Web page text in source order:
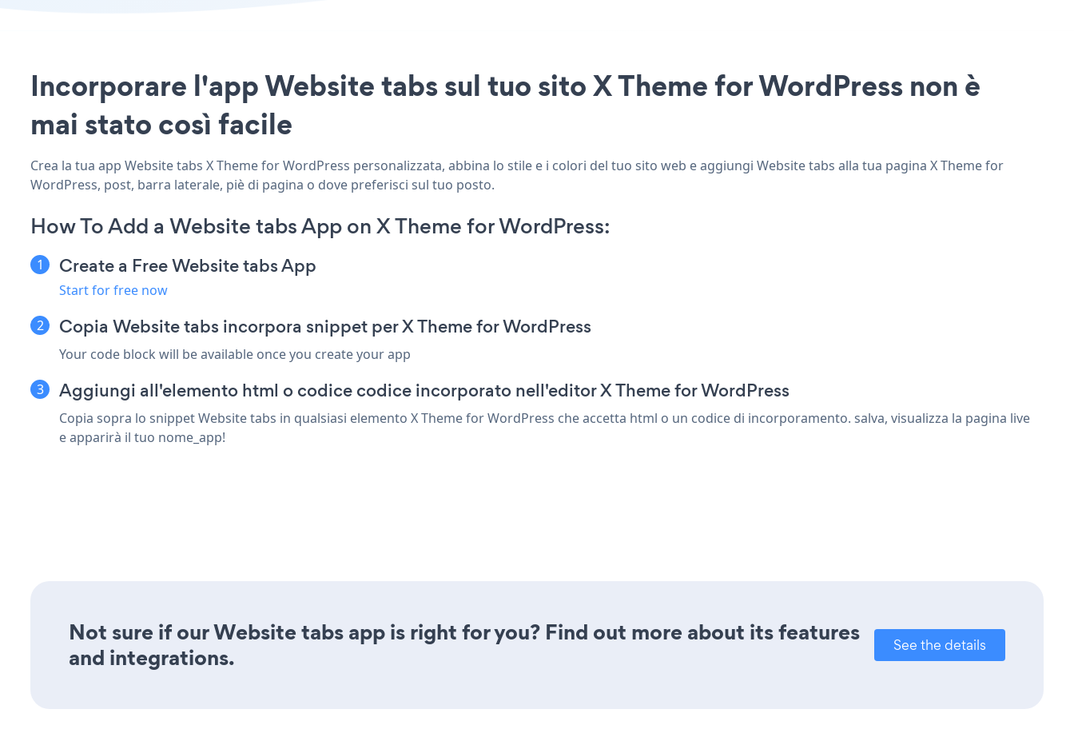
Incorporare l'app Website tabs sul tuo sito X Theme for WordPress non è
mai stato così facile
Crea la tua app Website tabs X Theme for WordPress personalizzata, abbina lo stile e i colori del tuo sito web e aggiungi Website tabs alla tua pagina X Theme for
WordPress, post, barra laterale, piè di pagina o dove preferisci sul tuo posto.
How To Add a Website tabs App on X Theme for WordPress:
Create a Free Website tabs App
Start for free now
Copia Website tabs incorpora snippet per X Theme for WordPress
Your code block will be available once you create your app
Aggiungi all'elemento html o codice codice incorporato nell'editor X Theme for WordPress
Copia sopra lo snippet Website tabs in qualsiasi elemento X Theme for WordPress che accetta html o un codice di incorporamento. salva, visualizza la pagina live
e apparirà il tuo nome_app!
Not sure if our Website tabs app is right for you? Find out more about its features
and integrations.
See the details